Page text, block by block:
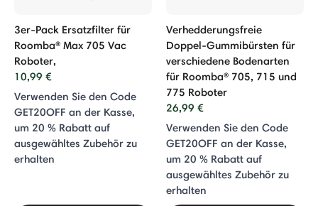
3er-Pack Ersatzfilter für
Roomba® Max 705 Vac
Roboter,
10,99 €
Verwenden Sie den Code
GET20OFF an der Kasse,
um 20 % Rabatt auf
ausgewähltes Zubehör zu
erhalten
Verhedderungsfreie
Doppel-Gummibürsten für
verschiedene Bodenarten
für Roomba® 705, 715 und
775 Roboter
26,99 €
Verwenden Sie den Code
GET20OFF an der Kasse,
um 20 % Rabatt auf
ausgewähltes Zubehör zu
erhalten